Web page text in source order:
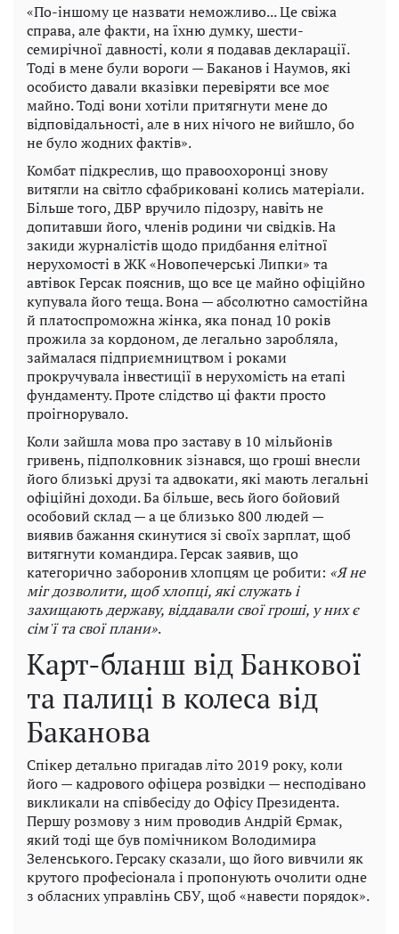
«По-іншому це назвати неможливо... Це свіжа
справа, але факти, на їхню думку, шести-
семирічної давності, коли я подавав декларації.
Тоді в мене були вороги — Баканов і Наумов, які
особисто давали вказівки перевіряти все моє
майно. Тоді вони хотіли притягнути мене до
відповідальності, але в них нічого не вийшло, бо
не було жодних фактів».
Комбат підкреслив, що правоохоронці знову
витягли на світло сфабриковані колись матеріали.
Більше того, ДБР вручило підозру, навіть не
допитавши його, членів родини чи свідків. На
закиди журналістів щодо придбання елітної
нерухомості в ЖК «Новопечерські Липки» та
автівок Герсак пояснив, що все це майно офіційно
купувала його теща. Вона — абсолютно самостійна
й платоспроможна жінка, яка понад 10 років
прожила за кордоном, де легально заробляла,
займалася підприємництвом і роками
прокручувала інвестиції в нерухомість на етапі
фундаменту. Проте слідство ці факти просто
проігнорувало.
Коли зайшла мова про заставу в 10 мільйонів
гривень, підполковник зізнався, що гроші внесли
його близькі друзі та адвокати, які мають легальні
офіційні доходи. Ба більше, весь його бойовий
особовий склад — а це близько 800 людей —
виявив бажання скинутися зі своїх зарплат, щоб
витягнути командира. Герсак заявив, що
категорично заборонив хлопцям це робити: «Я не
міг дозволити, щоб хлопці, які служать і
захищають державу, віддавали свої гроші, у них є
сім'ї та свої плани».
Карт-бланш від Банкової
та палиці в колеса від
Баканова
Спікер детально пригадав літо 2019 року, коли
його — кадрового офіцера розвідки — несподівано
викликали на співбесіду до Офісу Президента.
Першу розмову з ним проводив Андрій Єрмак,
який тоді ще був помічником Володимира
Зеленського. Герсаку сказали, що його вивчили як
крутого професіонала і пропонують очолити одне
з обласних управлінь СБУ, щоб «навести порядок».